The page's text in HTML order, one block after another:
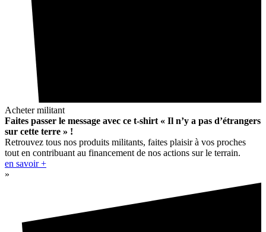
Acheter militant
Faites passer le message avec ce t-shirt « Il n’y a pas d’étrangers
sur cette terre » !
Retrouvez tous nos produits militants, faites plaisir à vos proches
tout en contribuant au financement de nos actions sur le terrain.
en savoir +
»